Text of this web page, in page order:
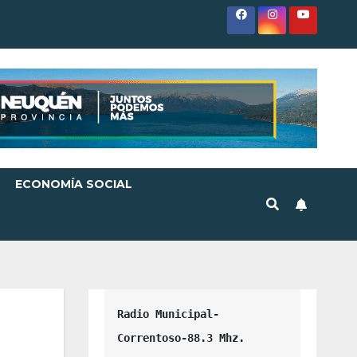
ECONOMÍA SOCIAL
Radio Municipal-
Correntoso-88.3 Mhz.